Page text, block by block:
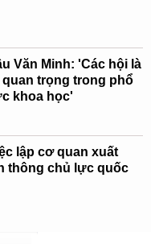
Văn Minh: 'Các hội là
trọng trong phổ
khoa học'
lập cơ quan xuất
thông chủ lực quốc